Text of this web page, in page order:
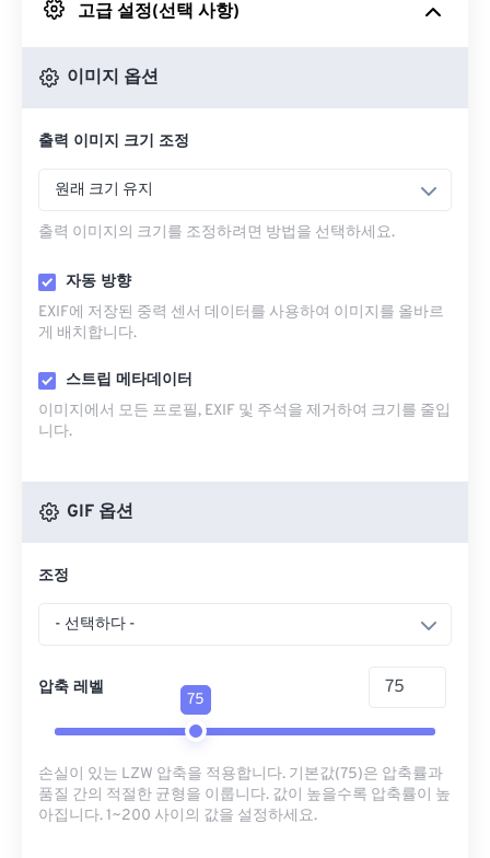
Google 드라이브에서
고급 설정(선택 사항)
이미지 옵션
출력 이미지 크기 조정
원래 크기 유지
출력 이미지의 크기를 조정하려면 방법을 선택하세요.
자동 방향
EXIF에 저장된 중력 센서 데이터를 사용하여 이미지를 올바르
게 배치합니다.
스트립 메타데이터
이미지에서 모든 프로필, EXIF ​​및 주석을 제거하여 크기를 줄입
니다.
GIF 옵션
조정
- 선택하다 -
압축 레벨
75
손실이 있는 LZW 압축을 적용합니다. 기본값(75)은 압축률과
품질 간의 적절한 균형을 이룹니다. 값이 높을수록 압축률이 높
아집니다. 1~200 사이의 값을 설정하세요.